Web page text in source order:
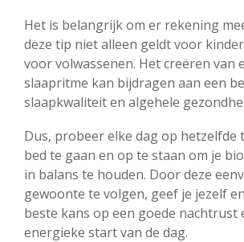
Het is belangrijk om er rekening
deze tip niet alleen geldt voor
voor volwassenen. Het creëren van
slaapritme kan bijdragen aan een
slaapkwaliteit en algehele
Dus, probeer elke dag op hetzelfde
bed te gaan en op te staan ​​om je
in balans te houden. Door deze
gewoonte te volgen, geef je jezelf
beste kans op een goede nachtrust
energieke start van de dag.